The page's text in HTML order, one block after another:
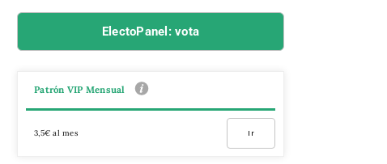
ElectoPanel: vota
Patrón VIP Mensual
3,5€ al mes Ir